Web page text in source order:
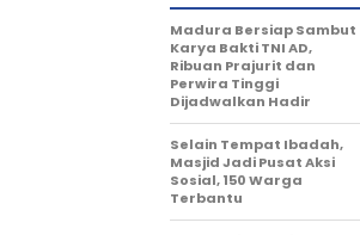
Madura Bersiap Sambut
Karya Bakti TNI AD,
Ribuan Prajurit dan
Perwira Tinggi
Dijadwalkan Hadir
Selain Tempat Ibadah,
Masjid Jadi Pusat Aksi
Sosial, 150 Warga
Terbantu